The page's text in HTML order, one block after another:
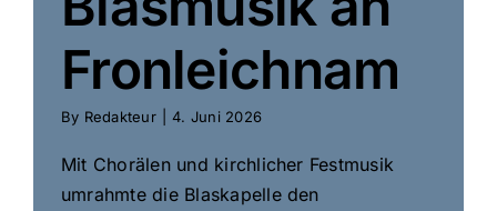
Fronleichnam
By Redakteur 4. Juni 2026
Mit Chorälen und kirchlicher Festmusik
umrahmte die Blaskapelle den